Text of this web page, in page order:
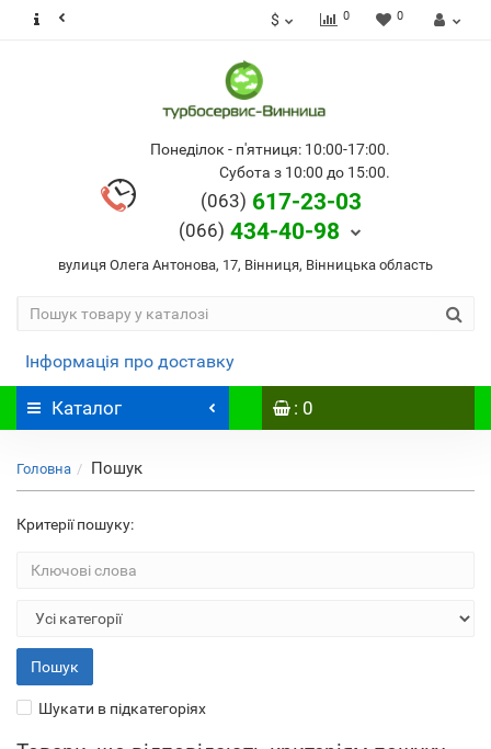
$ 0 0
Понеділок - п'ятниця: 10:00-17:00.
Субота з 10:00 до 15:00.
(063) 617-23-03
(066) 434-40-98
вулиця Олега Антонова, 17, Вінниця, Вінницька область
Інформація про доставку
Каталог : 0
Головна Пошук
Критерії пошуку:
Шукати в підкатегоріях